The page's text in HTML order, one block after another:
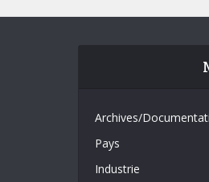
Archives/
Pays
Industrie